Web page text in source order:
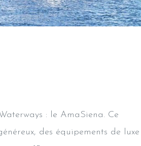
: le AmaSiena. Ce
des équipements de luxe